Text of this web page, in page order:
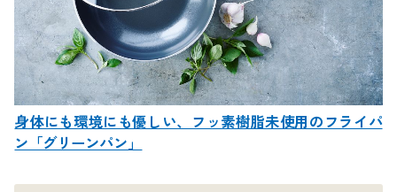
身体にも環境にも優しい、フッ素樹脂未使用のフライパ
ン「グリーンパン」